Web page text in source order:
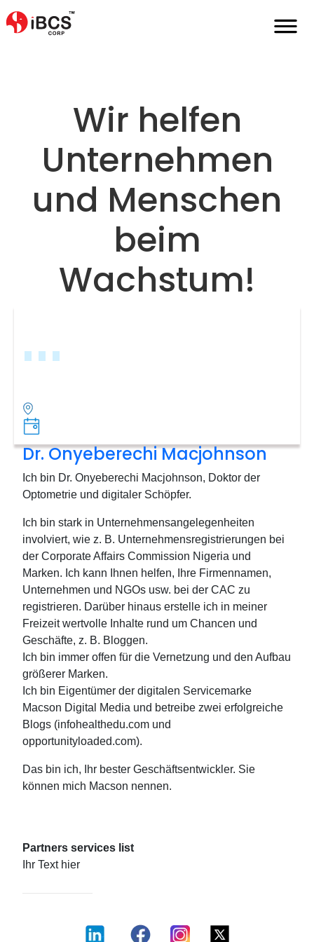
Macjohnson
Wir helfen
Unternehmen
und Menschen
beim
Wachstum!
Dr. Onyeberechi Macjohnson
Ich bin Dr. Onyeberechi Macjohnson, Doktor der
Optometrie und digitaler Schöpfer.
Ich bin stark in Unternehmensangelegenheiten
involviert, wie z. B. Unternehmensregistrierungen bei
der Corporate Affairs Commission Nigeria und
Marken. Ich kann Ihnen helfen, Ihre Firmennamen,
Unternehmen und NGOs usw. bei der CAC zu
registrieren. Darüber hinaus erstelle ich in meiner
Freizeit wertvolle Inhalte rund um Chancen und
Geschäfte, z. B. Bloggen.
Ich bin immer offen für die Vernetzung und den Aufbau
größerer Marken.
Ich bin Eigentümer der digitalen Servicemarke
Macson Digital Media und betreibe zwei erfolgreiche
Blogs (infohealthedu.com und
opportunityloaded.com).
Das bin ich, Ihr bester Geschäftsentwickler. Sie
können mich Macson nennen.
Partners services list
Ihr Text hier